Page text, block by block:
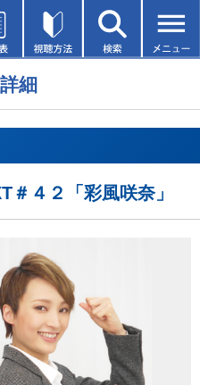
細
４２「彩風咲奈」